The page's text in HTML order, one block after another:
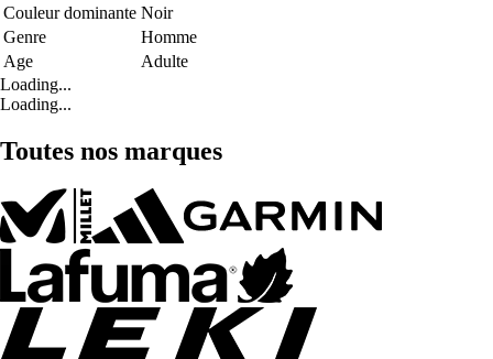
Couleur dominante Noir
Genre
Homme
Age
Adulte
Loading...
Loading...
Toutes nos marques